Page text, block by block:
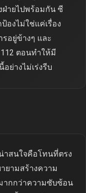
ฝ่ายไปพร้อมกัน ซี
องไม่ใช่แค่เรื่อง
รอยู่ข้างๆ และ
ตอนทำให้มี
ย่างไม่เร่งรีบ
าสนใจคือโทนที่ตรง
ยามสร้างความ
ากกว่าความซับซ้อน